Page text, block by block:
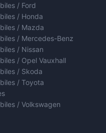
/ Ford
/ Honda
/ Mazda
/ Mercedes-Benz
/ Nissan
/ Opel Vauxhall
/ Skoda
/ Toyota
/ Volkswagen